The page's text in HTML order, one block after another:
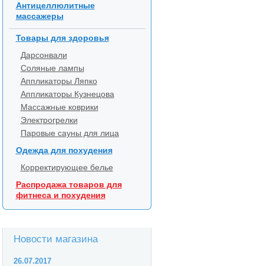
Антицеллюлитные
массажеры
Товары для здоровья
Дарсонвали
Соляные лампы
Аппликаторы Ляпко
Аппликаторы Кузнецова
Массажные коврики
Электрогрелки
Паровые сауны для лица
Одежда для похудения
Корректирующее белье
Распродажа товаров для
фитнеса и похудения
Новости магазина
26.07.2017